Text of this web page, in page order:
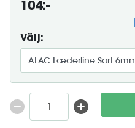
104:-
Välj: